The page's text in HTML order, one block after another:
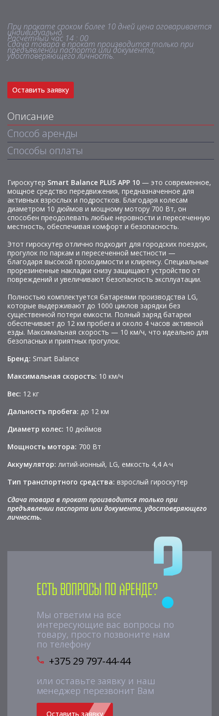
При прокате сроком более 10 дней цена оговаривается
индивидуально.
Расчетный час 14 : 00
Сдача товара в прокат производится только при
предъявлении паспорта или документа,
удостоверяющего личность.
Оставить заявку
Описание
Способ аренды
Способы оплаты
Гироскутер Smart Balance PLUS APP 10 — это современное,
мощное средство передвижения, предназначенное для
активных взрослых и подростков. Благодаря колесам
диаметром 10 дюймов и мощному мотору 700 Вт, он
способен преодолевать любые неровности и пересеченную
местность, обеспечивая комфорт и безопасность.
Этот гироскутер отлично подходит для городских поездок,
прогулок по паркам и пересеченной местности —
благодаря высокой проходимости и клиренсу. Специальные
прорезиненные накладки снизу защищают устройство от
повреждений и увеличивают безопасность эксплуатации.
Полностью комплектуется батареями производства LG,
которые выдерживают до 1000 циклов зарядки без
существенной потери емкости. Полный заряд батареи
обеспечивает до 12 км пробега и около 4 часов активной
езды. Максимальная скорость — 10 км/ч, что идеально для
безопасных и приятных прогулок.
Бренд: Smart Balance
Максимальная скорость: 10 км/ч
Вес: 12 кг
Дальность пробега: до 12 км
Диаметр колес: 10 дюймов
Мощность мотора: 700 Вт
Аккумулятор: литий-ионный, LG, емкость 4,4 А·ч
Тип транспортного средства: взрослый гироскутер
Сдача товара в прокат производится только при
предъявлении паспорта или документа, удостоверяющего
личность.
Есть вопросы по аренде?
Мы ответим на все
интересующие вас вопросы по
товару, просто позвоните нам
по телефону
+375 29 797-44-44
или оставьте заявку и наш
менеджер перезвонит Вам
Оставить заявку